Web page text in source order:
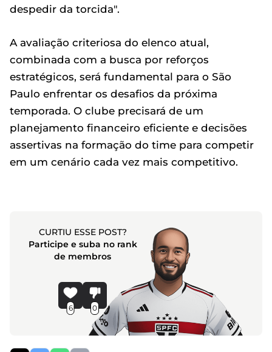
despedir da torcida".
A avaliação criteriosa do elenco atual,
combinada com a busca por reforços
estratégicos, será fundamental para o São
Paulo enfrentar os desafios da próxima
temporada. O clube precisará de um
planejamento financeiro eficiente e decisões
assertivas na formação do time para competir
em um cenário cada vez mais competitivo.
CURTIU ESSE POST?
Participe e suba no rank
de membros
6 0